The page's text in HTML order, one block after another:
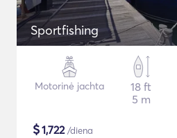
Sportfishing
Motorinė jachta
18 ft
5 m
$1,722/diena